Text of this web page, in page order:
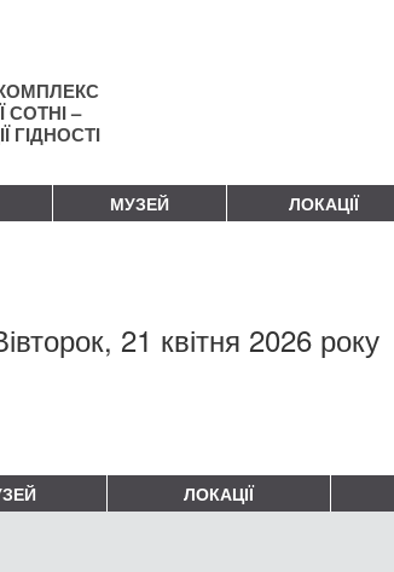
СОТНІ –
ГІДНОСТІ
МУЗЕЙ ЛОКАЦІЇ
21 квітня 2026 року
ЛОКАЦІЇ